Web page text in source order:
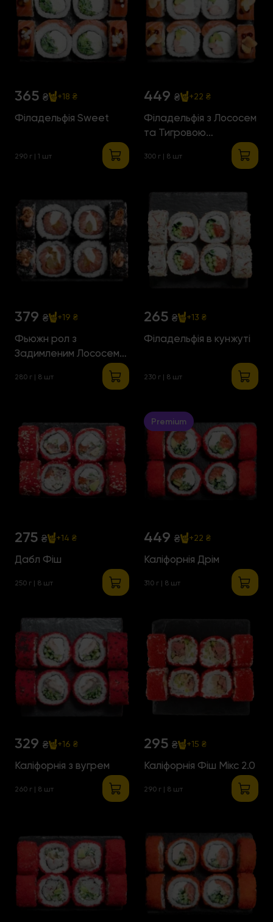
365 ₴ +18 ₴
Філадельфія Sweet
290 г | 1 шт
449 ₴ +22 ₴
Філадельфія з Лососем
та Тигровою
300 г | 8 шт
379 ₴ +19 ₴
Фьюжн рол з
Задимленим Лососем
та грушею Фламбе
280 г | 8 шт
265 ₴ +13 ₴
Філадельфія в кунжуті
230 г | 8 шт
275 ₴ +14 ₴
Дабл Фіш
250 г | 8 шт
Premium
449 ₴ +22 ₴
Каліфорнія Дрім
310 г | 8 шт
329 ₴ +16 ₴
Каліфорнія з вугрем
260 г | 8 шт
295 ₴ +15 ₴
Каліфорнія Фіш Мікс 2.0
290 г | 8 шт